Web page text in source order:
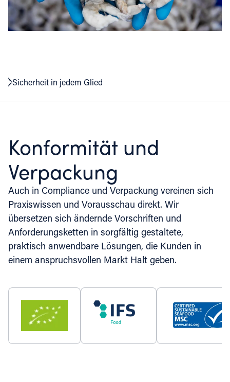
Sicherheit in jedem Glied
Konformität und
Verpackung
Auch in Compliance und Verpackung vereinen sich
Praxiswissen und Vorausschau direkt. Wir
übersetzen sich ändernde Vorschriften und
Anforderungsketten in sorgfältig gestaltete,
praktisch anwendbare Lösungen, die Kunden in
einem anspruchsvollen Markt Halt geben.